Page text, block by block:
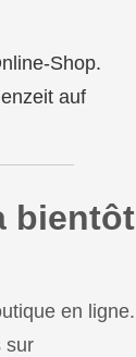
Shop.
auf
bientôt
en ligne.
sur